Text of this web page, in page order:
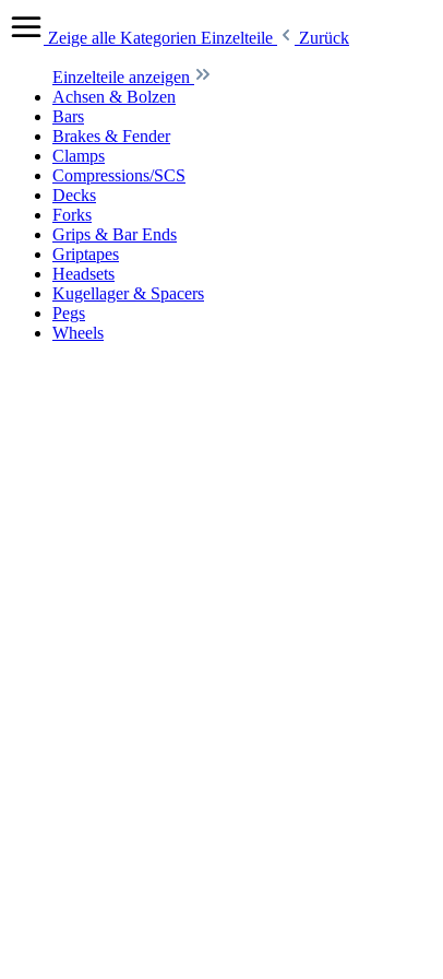
Zeige alle Kategorien Einzelteile Zurück
Einzelteile anzeigen
Achsen & Bolzen
Bars
Brakes & Fender
Clamps
Compressions/SCS
Decks
Forks
Grips & Bar Ends
Griptapes
Headsets
Kugellager & Spacers
Pegs
Wheels